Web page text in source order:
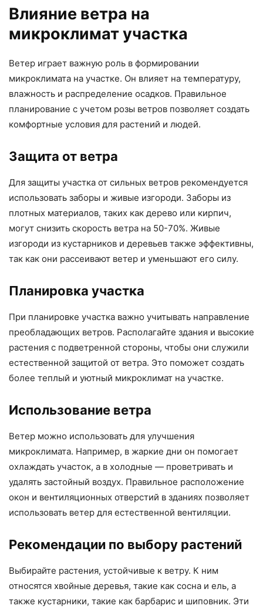
Влияние ветра на
микроклимат участка
Ветер играет важную роль в формировании
микроклимата на участке. Он влияет на температуру,
влажность и распределение осадков. Правильное
планирование с учетом розы ветров позволяет создать
комфортные условия для растений и людей.
Защита от ветра
Для защиты участка от сильных ветров рекомендуется
использовать заборы и живые изгороди. Заборы из
плотных материалов, таких как дерево или кирпич,
могут снизить скорость ветра на 50-70%. Живые
изгороди из кустарников и деревьев также эффективны,
так как они рассеивают ветер и уменьшают его силу.
Планировка участка
При планировке участка важно учитывать направление
преобладающих ветров. Располагайте здания и высокие
растения с подветренной стороны, чтобы они служили
естественной защитой от ветра. Это поможет создать
более теплый и уютный микроклимат на участке.
Использование ветра
Ветер можно использовать для улучшения
микроклимата. Например, в жаркие дни он помогает
охлаждать участок, а в холодные — проветривать и
удалять застойный воздух. Правильное расположение
окон и вентиляционных отверстий в зданиях позволяет
использовать ветер для естественной вентиляции.
Рекомендации по выбору растений
Выбирайте растения, устойчивые к ветру. К ним
относятся хвойные деревья, такие как сосна и ель, а
также кустарники, такие как барбарис и шиповник. Эти